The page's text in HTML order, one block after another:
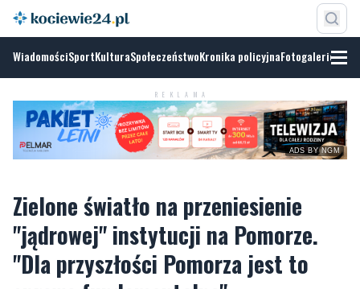
WiadomościSportKulturaSpołeczeństwoKronika policyjnaFotogalerie
REKLAMA
NGM
Zielone światło na przeniesienie
"Dla przyszłości Pomorza jest to
sprawa fundamentalna"
wtorek, 18 listopada 2025, 13:00